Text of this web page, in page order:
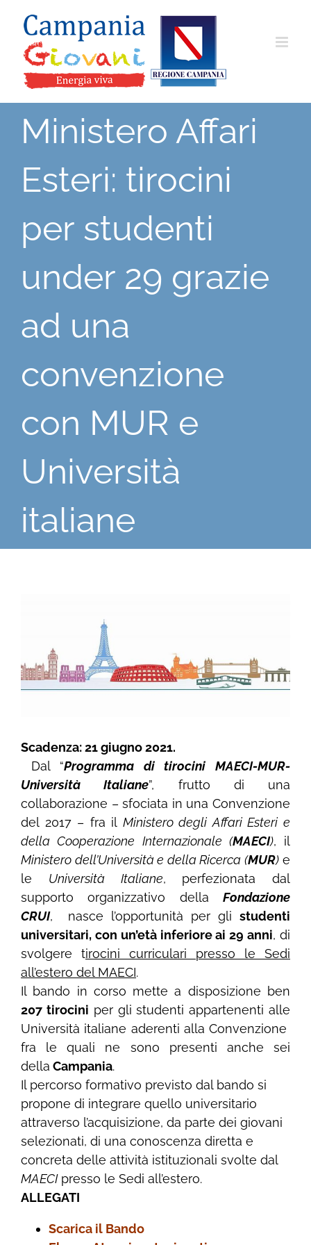
contenuto
Ministero Affari
Esteri: tirocini
per studenti
under 29 grazie
ad una
convenzione
con MUR e
Università
italiane
Scadenza: 21 giugno 2021.
Dal “Programma di tirocini MAECI-MUR-
Università Italiane”, frutto di una
collaborazione – sfociata in una Convenzione
del 2017 – fra il Ministero degli Affari Esteri e
della Cooperazione Internazionale (MAECI), il
Ministero dell’Università e della Ricerca (MUR)e
le Università Italiane, perfezionata dal
supporto organizzativo della Fondazione
CRUI, nasce l’opportunità per gli studenti
universitari, con un’età inferiore ai 29 anni, di
svolgere tirocini curriculari presso le Sedi
all’estero del MAECI.
Il bando in corso mette a disposizione ben
207 tirocini per gli studenti appartenenti alle
Università italiane aderenti alla Convenzione
fra le quali ne sono presenti anche sei
della Campania.
Il percorso formativo previsto dal bando si
propone di integrare quello universitario
attraverso l’acquisizione, da parte dei giovani
selezionati, di una conoscenza diretta e
concreta delle attività istituzionali svolte dal
MAECIpresso le Sedi all’estero.
ALLEGATI
Scarica il Bando